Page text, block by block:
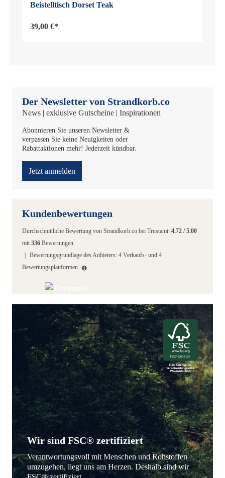
Beistelltisch Dorset Teak
39,00 €*
Der Newsletter von Strandkorb.co
News | exklusive Gutscheine | Inspirationen
Abonnieren Sie unseren Newsletter &
verpassen Sie keine Neuigkeiten oder
Rabattaktionen mehr! Jederzeit kündbar.
Jetzt anmelden
Kundenbewertungen
Durchschnittliche Bewertung von Strandkorb.co bei Trustami: 4.72 /5.00
mit 336 Bewertungen
Bewertungsgrundlage des Anbieters: 4 Verkaufs- und 4
Bewertungsplattformen
Wir sind FSC® zertifiziert
Verantwortungsvoll mit Menschen und Rohstoffen
umzugehen, liegt uns am Herzen. Deshalb sind wir